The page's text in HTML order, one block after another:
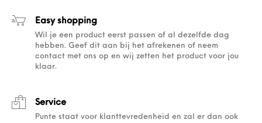
Easy shopping
Wil je een product eerst passen of al dezelfde dag
hebben. Geef dit aan bij het afrekenen of neem
contact met ons op en wij zetten het product voor jou
klaar.
Service
Punte staat voor klanttevredenheid en zal er dan ook